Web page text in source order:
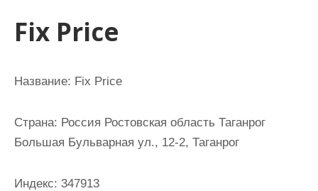
Fix Price
Название: Fix Price
Страна: Россия Ростовская область Таганрог
Большая Бульварная ул., 12-2, Таганрог
Индекс: 347913